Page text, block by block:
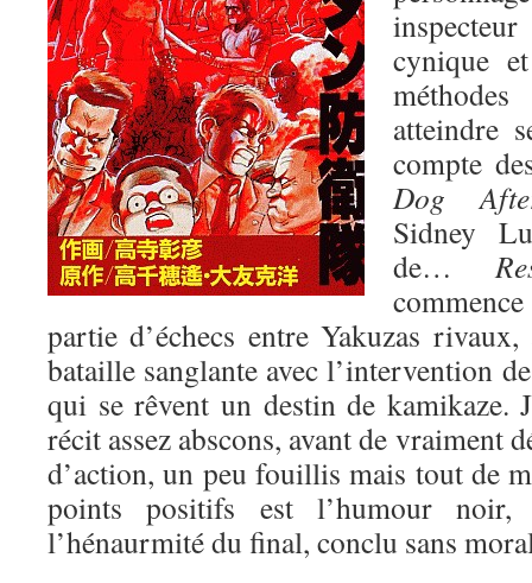
cynique
atteindre
compte
Dog
Sidney
de…
partie d’échecs entre Yakuzas
bataille sanglante avec l’intervention
qui se rêvent un destin de kamikaze.
récit assez abscons, avant de vraiment
d’action, un peu fouillis mais tout de
points positifs est l’humour noir,
l’hénaurmité du final, conclu sans